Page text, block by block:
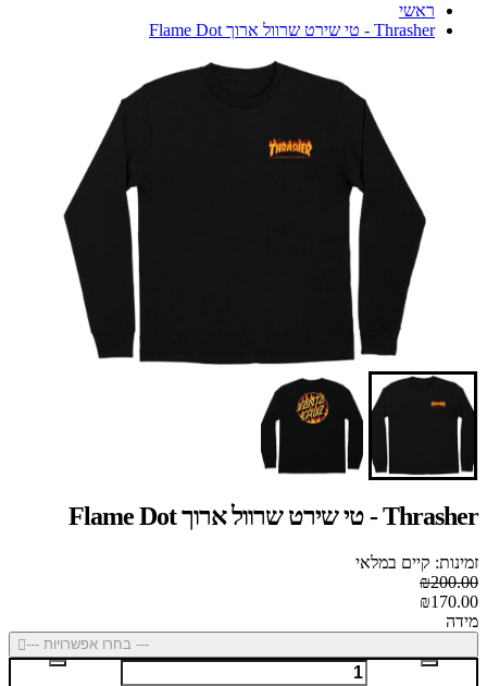
ראשי
Thrasher - טי שירט שרוול ארוך Flame Dot
Thrasher - טי שירט שרוול ארוך Flame Dot
זמינות: קיים במלאי
₪200.00
₪170.00
מידה
--- בחרו אפשרויות ---